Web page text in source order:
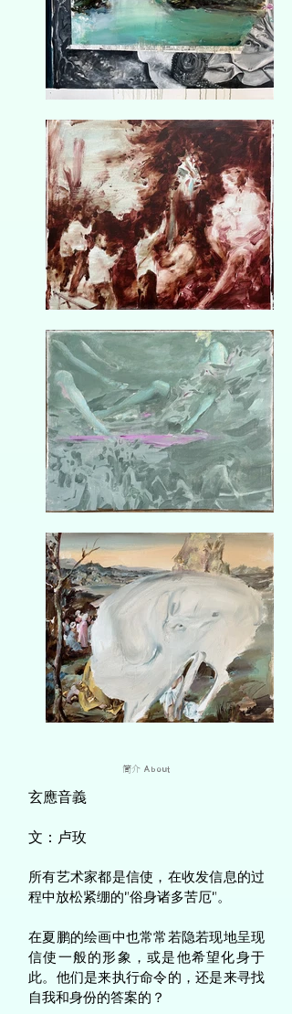
简介 About
玄應音義
文：卢玫
所有艺术家都是信使，在收发信息的过
程中放松紧绷的“俗身诸多苦厄”。
在夏鹏的绘画中也常常若隐若现地呈现
信使一般的形象，或是他希望化身于
此。他们是来执行命令的，还是来寻找
自我和身份的答案的？